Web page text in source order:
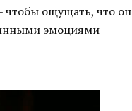
чтобы ощущать, что он
эмоциями